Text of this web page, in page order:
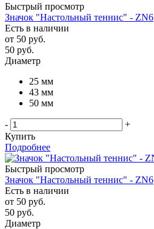
Быстрый просмотр
Значок "Настольный теннис" - ZN6
Есть в наличии
от 50 руб.
50 руб.
Диаметр
25 мм
43 мм
50 мм
-
+
Купить
Подробнее
Быстрый просмотр
Значок "Настольный теннис" - ZN6
Есть в наличии
от 50 руб.
50 руб.
Диаметр